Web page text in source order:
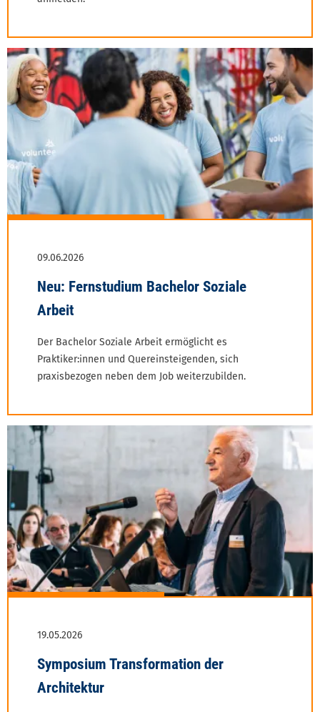
Der Bachelor Soziale Arbeit ermöglicht es
Praktiker:innen und Quereinsteigenden, sich
praxis­bezogen neben dem Job weiterzubilden.